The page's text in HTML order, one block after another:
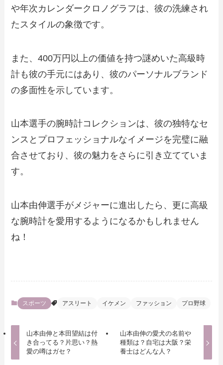
や年次カレンダークロノグラフは、彼の洗練され
たスタイルの象徴です。
また、400万円以上の価値を持つ謎めいた高級時
計も彼の手元にはあり、彼のパーソナルブランド
の多面性を示しています。
山本選手の腕時計コレクションは、彼の独特なセ
ンスとプロフェッショナルなイメージを完璧に融
合させており、彼の魅力をさらに引き立てていま
す。
山本由伸選手がメジャーに進出したら、更に高級
な腕時計を愛用するようになるかもしれません
ね！
スポーツ アスリート イケメン ファッション プロ野球
山本由伸と本田望結は付
き合ってる？片思い？熱
愛の噂はガセ？
山本由伸の愛犬の名前や
種類は？自宅は大阪？栄
養士はどんな人？